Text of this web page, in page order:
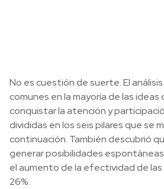
No es cuestión de suerte. El
comunes en la mayoría de las
conquistar la atención y
divididas en los seis pilares que se
continuación. También descubrió
generar posibilidades
el aumento de la efectividad de las
26%.